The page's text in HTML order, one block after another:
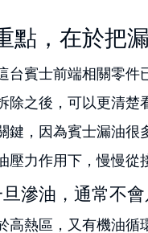
點，在於把
台賓士前端相關零
除之後，可以更清
鍵，因為賓士漏油很
力作用下，慢慢從
滲油，通常不
高熱區，又有機油